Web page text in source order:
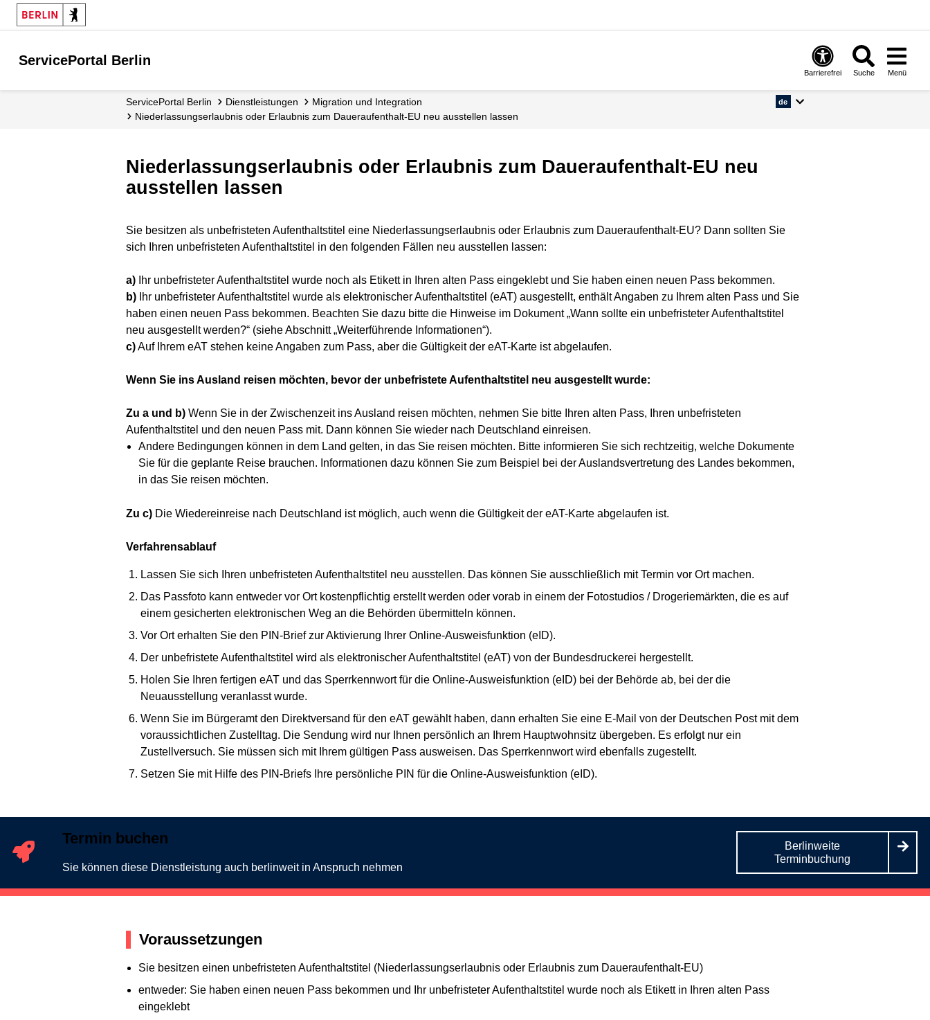
ServicePortal Berlin
Barrierefrei Suche Menü
ServicePortal Berlin Dienstleistungen
Migration und Integration
Niederlassungserlaubnis oder Erlaubnis zum Daueraufenthalt-EU neu ausstellen lassen
de
Niederlassungserlaubnis oder Erlaubnis zum Daueraufenthalt-EU neu
ausstellen lassen
Sie besitzen als unbefristeten Aufenthaltstitel eine Niederlassungserlaubnis oder Erlaubnis zum Daueraufenthalt-EU? Dann sollten Sie
sich Ihren unbefristeten Aufenthaltstitel in den folgenden Fällen neu ausstellen lassen:
a) Ihr unbefristeter Aufenthaltstitel wurde noch als Etikett in Ihren alten Pass eingeklebt und Sie haben einen neuen Pass bekommen.
b) Ihr unbefristeter Aufenthaltstitel wurde als elektronischer Aufenthaltstitel (eAT) ausgestellt, enthält Angaben zu Ihrem alten Pass und Sie
haben einen neuen Pass bekommen. Beachten Sie dazu bitte die Hinweise im Dokument „Wann sollte ein unbefristeter Aufenthaltstitel
neu ausgestellt werden?“ (siehe Abschnitt „Weiterführende Informationen“).
c)Auf Ihrem eAT stehen keine Angaben zum Pass, aber die Gültigkeit der eAT-Karte ist abgelaufen.
Wenn Sie ins Ausland reisen möchten, bevor der unbefristete Aufenthaltstitel neu ausgestellt wurde:
Zu a und b) Wenn Sie in der Zwischenzeit ins Ausland reisen möchten, nehmen Sie bitte Ihren alten Pass, Ihren unbefristeten
Aufenthaltstitel und den neuen Pass mit. Dann können Sie wieder nach Deutschland einreisen.
Andere Bedingungen können in dem Land gelten, in das Sie reisen möchten. Bitte informieren Sie sich rechtzeitig, welche Dokumente
Sie für die geplante Reise brauchen. Informationen dazu können Sie zum Beispiel bei der Auslandsvertretung des Landes bekommen,
in das Sie reisen möchten.
Zu c) Die Wiedereinreise nach Deutschland ist möglich, auch wenn die Gültigkeit der eAT-Karte abgelaufen ist.
Verfahrensablauf
Lassen Sie sich Ihren unbefristeten Aufenthaltstitel neu ausstellen. Das können Sie ausschließlich mit Termin vor Ort machen.
Das Passfoto kann entweder vor Ort kostenpflichtig erstellt werden oder vorab in einem der Fotostudios / Drogeriemärkten, die es auf
einem gesicherten elektronischen Weg an die Behörden übermitteln können.
Vor Ort erhalten Sie den PIN-Brief zur Aktivierung Ihrer Online-Ausweisfunktion (eID).
Der unbefristete Aufenthaltstitel wird als elektronischer Aufenthaltstitel (eAT) von der Bundesdruckerei hergestellt.
Holen Sie Ihren fertigen eAT und das Sperrkennwort für die Online-Ausweisfunktion (eID) bei der Behörde ab, bei der die
Neuausstellung veranlasst wurde.
Wenn Sie im Bürgeramt den Direktversand für den eAT gewählt haben, dann erhalten Sie eine E-Mail von der Deutschen Post mit dem
voraussichtlichen Zustelltag. Die Sendung wird nur Ihnen persönlich an Ihrem Hauptwohnsitz übergeben. Es erfolgt nur ein
Zustellversuch. Sie müssen sich mit Ihrem gültigen Pass ausweisen. Das Sperrkennwort wird ebenfalls zugestellt.
Setzen Sie mit Hilfe des PIN-Briefs Ihre persönliche PIN für die Online-Ausweisfunktion (eID).
Termin buchen
Sie können diese Dienstleistung auch berlinweit in Anspruch nehmen
Berlinweite
Terminbuchung
Voraussetzungen
Sie besitzen einen unbefristeten Aufenthaltstitel (Niederlassungserlaubnis oder Erlaubnis zum Daueraufenthalt-EU)
entweder: Sie haben einen neuen Pass bekommen und Ihr unbefristeter Aufenthaltstitel wurde noch als Etikett in Ihren alten Pass
eingeklebt